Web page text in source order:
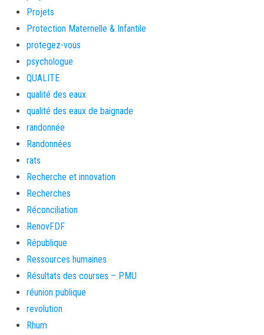
Projets
Protection Maternelle & Infantile
protegez-vous
psychologue
QUALITE
qualité des eaux
qualité des eaux de baignade
randonnée
Randonnées
rats
Recherche et innovation
Recherches
Réconciliation
RenovFDF
République
Ressources humaines
Résultats des courses – PMU
réunion publique
revolution
Rhum